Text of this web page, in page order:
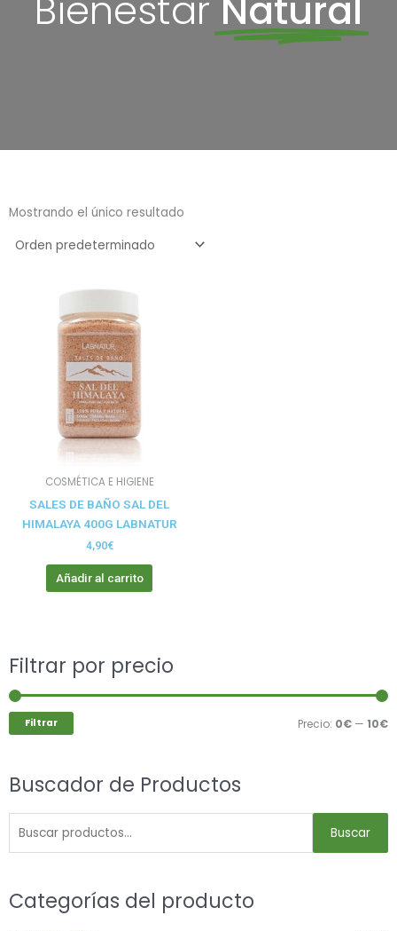
Bienestar Natural
Mostrando el único resultado
COSMÉTICA E HIGIENE
SALES DE BAÑO SAL DEL
HIMALAYA 400G LABNATUR
4,90€
Añadir al carrito
Filtrar por precio
Filtrar Precio: 0€ — 10€
Buscador de Productos
Buscar
Buscar
Categorías del producto